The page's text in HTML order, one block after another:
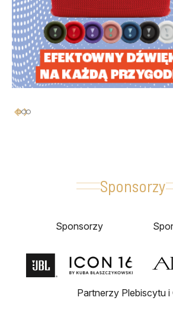
Sponsorzy
Sponsorzy
Partnerzy Plebiscytu i